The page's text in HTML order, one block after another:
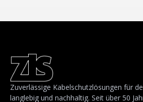
Zuverlässige Kabelschutzlösungen für
langlebig und nachhaltig. Seit über 50